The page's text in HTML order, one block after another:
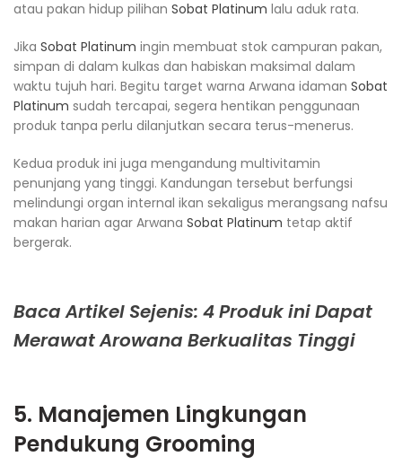
atau pakan hidup pilihan Sobat Platinum lalu aduk rata.
Jika Sobat Platinum ingin membuat stok campuran pakan,
simpan di dalam kulkas dan habiskan maksimal dalam
waktu tujuh hari. Begitu target warna Arwana idaman Sobat
Platinum sudah tercapai, segera hentikan penggunaan
produk tanpa perlu dilanjutkan secara terus-menerus.
Kedua produk ini juga mengandung multivitamin
penunjang yang tinggi. Kandungan tersebut berfungsi
melindungi organ internal ikan sekaligus merangsang nafsu
makan harian agar Arwana Sobat Platinum tetap aktif
bergerak.
Baca Artikel Sejenis: 4 Produk ini Dapat
Merawat Arowana Berkualitas Tinggi
5. Manajemen Lingkungan
Pendukung Grooming